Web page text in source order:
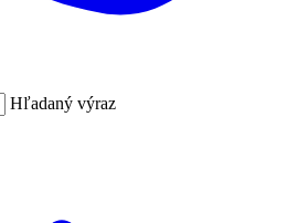
Hľadaný výraz